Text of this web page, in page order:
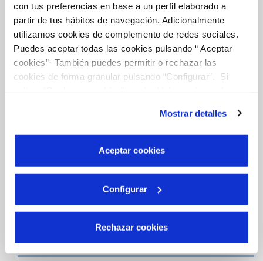
con tus preferencias en base a un perfil elaborado a
partir de tus hábitos de navegación. Adicionalmente
utilizamos cookies de complemento de redes sociales.
Puedes aceptar todas las cookies pulsando “ Aceptar
cookies”· También puedes permitir o rechazar las
cookies de forma granular pulsando “Configurar”. Si
son indispensables para que el sitio web funcione y que
por tanto no se pueden desactivar. Puedes consultar
más información en nuestraPolítica de Cookies
Mostrar detalles
Aceptar cookies
Configurar
Rechazar cookies
Gestiones Online
FACTURAS, PAGOS Y CONSUMOS
CONTRATOS
INCIDENCIAS
TODAS LAS GESTIONES
Tu Servicio